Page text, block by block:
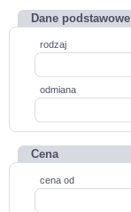
Dane podstawowe
rodzaj
odmiana
Cena
cena od